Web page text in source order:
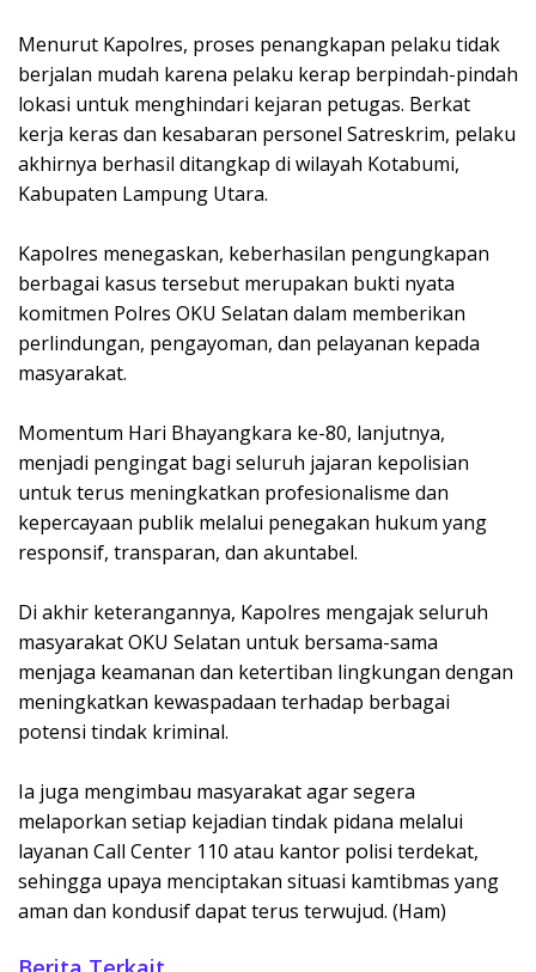
Menurut Kapolres, proses penangkapan pelaku tidak
berjalan mudah karena pelaku kerap berpindah-pindah
lokasi untuk menghindari kejaran petugas. Berkat
kerja keras dan kesabaran personel Satreskrim, pelaku
akhirnya berhasil ditangkap di wilayah Kotabumi,
Kabupaten Lampung Utara.
Kapolres menegaskan, keberhasilan pengungkapan
berbagai kasus tersebut merupakan bukti nyata
komitmen Polres OKU Selatan dalam memberikan
perlindungan, pengayoman, dan pelayanan kepada
masyarakat.
Momentum Hari Bhayangkara ke-80, lanjutnya,
menjadi pengingat bagi seluruh jajaran kepolisian
untuk terus meningkatkan profesionalisme dan
kepercayaan publik melalui penegakan hukum yang
responsif, transparan, dan akuntabel.
Di akhir keterangannya, Kapolres mengajak seluruh
masyarakat OKU Selatan untuk bersama-sama
menjaga keamanan dan ketertiban lingkungan dengan
meningkatkan kewaspadaan terhadap berbagai
potensi tindak kriminal.
Ia juga mengimbau masyarakat agar segera
melaporkan setiap kejadian tindak pidana melalui
layanan Call Center 110 atau kantor polisi terdekat,
sehingga upaya menciptakan situasi kamtibmas yang
aman dan kondusif dapat terus terwujud. (Ham)